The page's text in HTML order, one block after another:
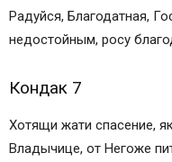
Радуйся, Благодатная,
недостойным, росу
Кондак 7
Хотящи жати спасение,
Владычице, от Негоже